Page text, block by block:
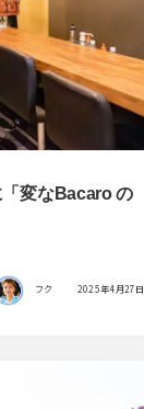
変なBacaro の
フク 2025年4月27日